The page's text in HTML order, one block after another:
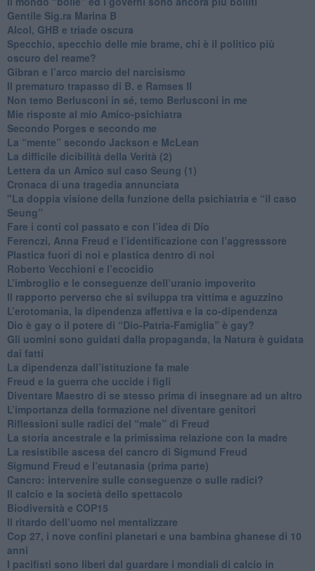
​Gentile Sig.ra Marina B
​Alcol, GHB e triade oscura
​Specchio, specchio delle mie brame, chi è il politico più
oscuro del reame?
​Gibran e l’arco marcio del narcisismo
​Il prematuro trapasso di B. e Ramses II
​Non temo Berlusconi in sé, temo Berlusconi in me
​Mie risposte al mio Amico-psichiatra
​Secondo Porges e secondo me
​La “mente” secondo Jackson e McLean
La difficile dicibilità della Verità (2)
​Lettera da un Amico sul caso Seung (1)
​Cronaca di una tragedia annunciata
"​La doppia visione della funzione della psichiatria e “il caso
Seung”
​Fare i conti col passato e con l’idea di Dio
​Ferenczi, Anna Freud e l’identificazione con l’aggresssore
Plastica fuori di noi e plastica dentro di noi
​Roberto Vecchioni e l’ecocidio
​L’imbroglio e le conseguenze dell’uranio impoverito
​Il rapporto perverso che si sviluppa tra vittima e aguzzino
L’erotomania, la dipendenza affettiva e la co-dipendenza
​Dio è gay o il potere di “Dio-Patria-Famiglia” è gay?
​Gli uomini sono guidati dalla propaganda, la Natura è guidata
dai fatti
La dipendenza dall’istituzione fa male
​Freud e la guerra che uccide i figli
​Diventare Maestro di se stesso prima di insegnare ad un altro
L’importanza della formazione nel diventare genitori
Riflessioni sulle radici del “male” di Freud
​La storia ancestrale e la primissima relazione con la madre
​La resistibile ascesa del cancro di Sigmund Freud
Sigmund Freud e l’eutanasia (prima parte)
Cancro: intervenire sulle conseguenze o sulle radici?
​Il calcio e la società dello spettacolo
Biodiversità e COP15
​Il ritardo dell’uomo nel mentalizzare
​Cop 27, i nove confini planetari e una bambina ghanese di 10
anni
​I pacifisti sono liberi dal guardare i mondiali di calcio in